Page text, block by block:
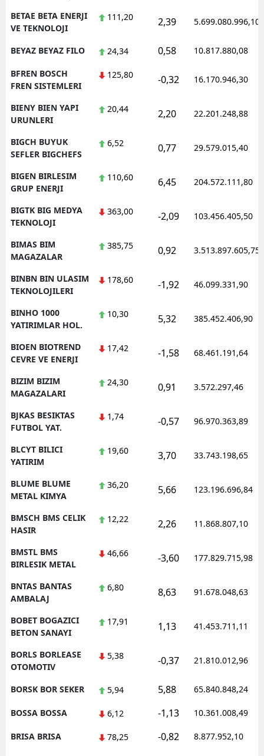
BETAE BETA ENERJI
VE TEKNOLOJI
111,20 2,39 5.699.080.996,10
BEYAZ BEYAZ FILO 24,34 0,58 10.817.880,08
BFREN BOSCH
FREN SISTEMLERI
125,80 -0,32 16.170.946,30
BIENY BIEN YAPI
URUNLERI
20,44 2,20 22.201.248,88
BIGCH BUYUK
SEFLER BIGCHEFS
6,52 0,77 29.579.015,40
BIGEN BIRLESIM
GRUP ENERJI
110,60 6,45 204.572.111,80
BIGTK BIG MEDYA
TEKNOLOJI
363,00 -2,09 103.456.405,50
BIMAS BIM
MAGAZALAR
385,75 0,92 3.513.897.605,75
BINBN BIN ULASIM
TEKNOLOJILERI
178,60 -1,92 46.099.331,90
BINHO 1000
YATIRIMLAR HOL.
10,30 5,32 385.452.406,90
BIOEN BIOTREND
CEVRE VE ENERJI
17,42 -1,58 68.461.191,64
BIZIM BIZIM
MAGAZALARI
24,30 0,91 3.572.297,46
BJKAS BESIKTAS
FUTBOL YAT.
1,74 -0,57 96.970.363,89
BLCYT BILICI
YATIRIM
19,60 3,70 33.743.198,65
BLUME BLUME
METAL KIMYA
36,20 5,66 123.196.696,84
BMSCH BMS CELIK
HASIR
12,22 2,26 11.868.807,10
BMSTL BMS
BIRLESIK METAL
46,66 -3,60 177.829.715,98
BNTAS BANTAS
AMBALAJ
6,80 8,63 91.678.048,63
BOBET BOGAZICI
BETON SANAYI
17,91 1,13 41.453.711,11
BORLS BORLEASE
OTOMOTIV
5,38 -0,37 21.810.012,96
BORSK BOR SEKER 5,94 5,88 65.840.848,24
BOSSA BOSSA 6,12 -1,13 10.361.008,49
BRISA BRISA 78,25 -0,82 8.877.952,10